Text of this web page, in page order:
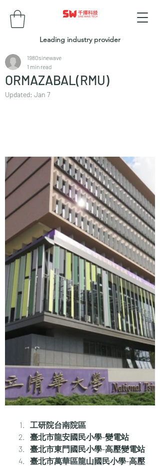
Leading industry provider
ORMAZABAL(RMU)
1980sinewave
1 min read
Updated: Jan 7
工研院台南院區
臺北市龍安國民小學-變電站
臺北市東門國民小學-高壓變電站
臺北市萬華區龍山國民小學-高壓